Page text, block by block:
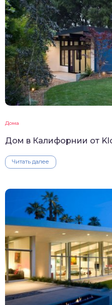
Дома
Дом в Калифорнии от
Читать далее